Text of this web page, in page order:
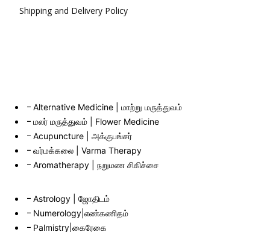
Shipping and Delivery Policy
Alternative Medicine | மாற்று மருத்துவம்
மலர் மருத்துவம் | Flower Medicine
Acupuncture | அக்குபங்சர்
வர்மக்கலை | Varma Therapy
Aromatherapy | நறுமண சிகிச்சை
Astrology | ஜோதிடம்
Numerology|எண்கணிதம்
Palmistry|கைரேகை